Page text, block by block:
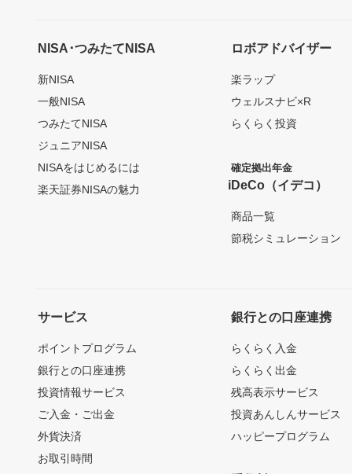
NISA･つみたてNISA
新NISA
一般NISA
つみたてNISA
ジュニアNISA
NISAをはじめるには
楽天証券NISAの魅力
ロボアドバイザー
楽ラップ
ウェルスナビ×R
らくらく投資
確定拠出年金
iDeCo（イデコ）
商品一覧
節税シミュレーション
サービス
ポイントプログラム
銀行との口座連携
投資情報サービス
ご入金・ご出金
外貨決済
お取引時間
銀行との口座連携
らくらく入金
らくらく出金
残高表示サービス
投資あんしんサービス
ハッピープログラム